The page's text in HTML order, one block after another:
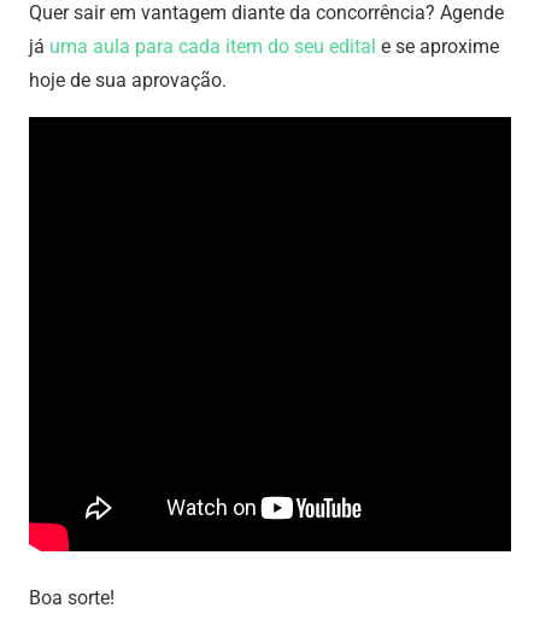
Quer sair em vantagem diante da concorrência? Agende
já uma aula para cada item do seu edital e se aproxime
hoje de sua aprovação.
Boa sorte!